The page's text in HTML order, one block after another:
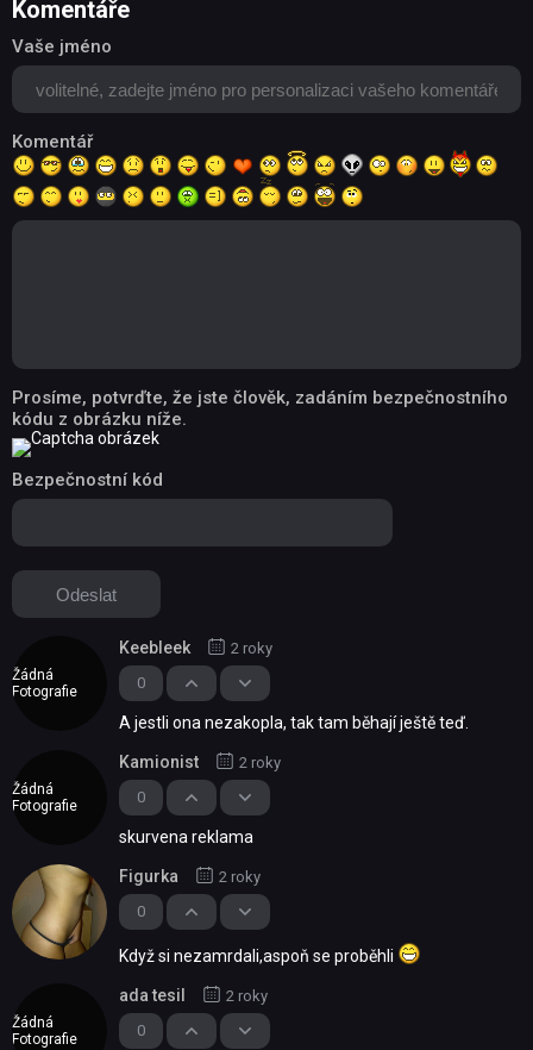
Komentáře
Vaše jméno
Komentář
Prosíme, potvrďte, že jste člověk, zadáním bezpečnostního
kódu z obrázku níže.
Bezpečnostní kód
Žádná
Fotografie
0
Keebleek 2 roky
A jestli ona nezakopla, tak tam běhají ještě teď.
Žádná
Fotografie
0
Kamionist 2 roky
skurvena reklama
0
Figurka 2 roky
Když si nezamrdali,aspoň se proběhli
Žádná
Fotografie
0
ada tesil 2 roky